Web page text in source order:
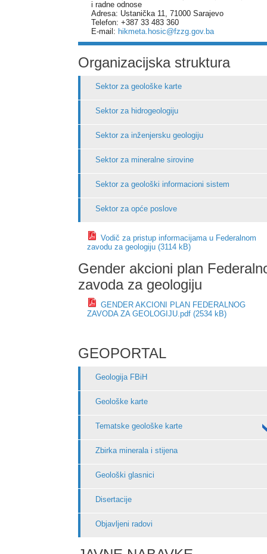
i radne odnose
Adresa: Ustanička 11, 71000 Sarajevo
Telefon: +387 33 483 360
E-mail: hikmeta.hosic@fzzg.gov.ba
Organizacijska struktura
Sektor za geološke karte
Sektor za hidrogeologiju
Sektor za inženjersku geologiju
Sektor za mineralne sirovine
Sektor za geološki informacioni sistem
Sektor za opće poslove
Vodič za pristup informacijama u Federalnom
zavodu za geologiju (3114 kB)
Gender akcioni plan
zavoda za geologiju
GENDER AKCIONI PLAN FEDERALNOG
ZAVODA ZA GEOLOGIJU.pdf (2534 kB)
GEOPORTAL
Geologija FBiH
Geološke karte
Tematske geološke karte
Zbirka minerala i stijena
Geološki glasnici
Disertacije
Objavljeni radovi